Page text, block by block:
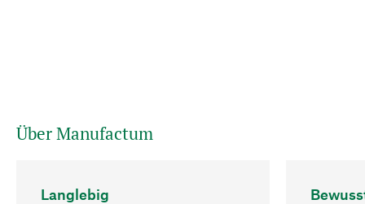
Über Manufactum
Langlebig